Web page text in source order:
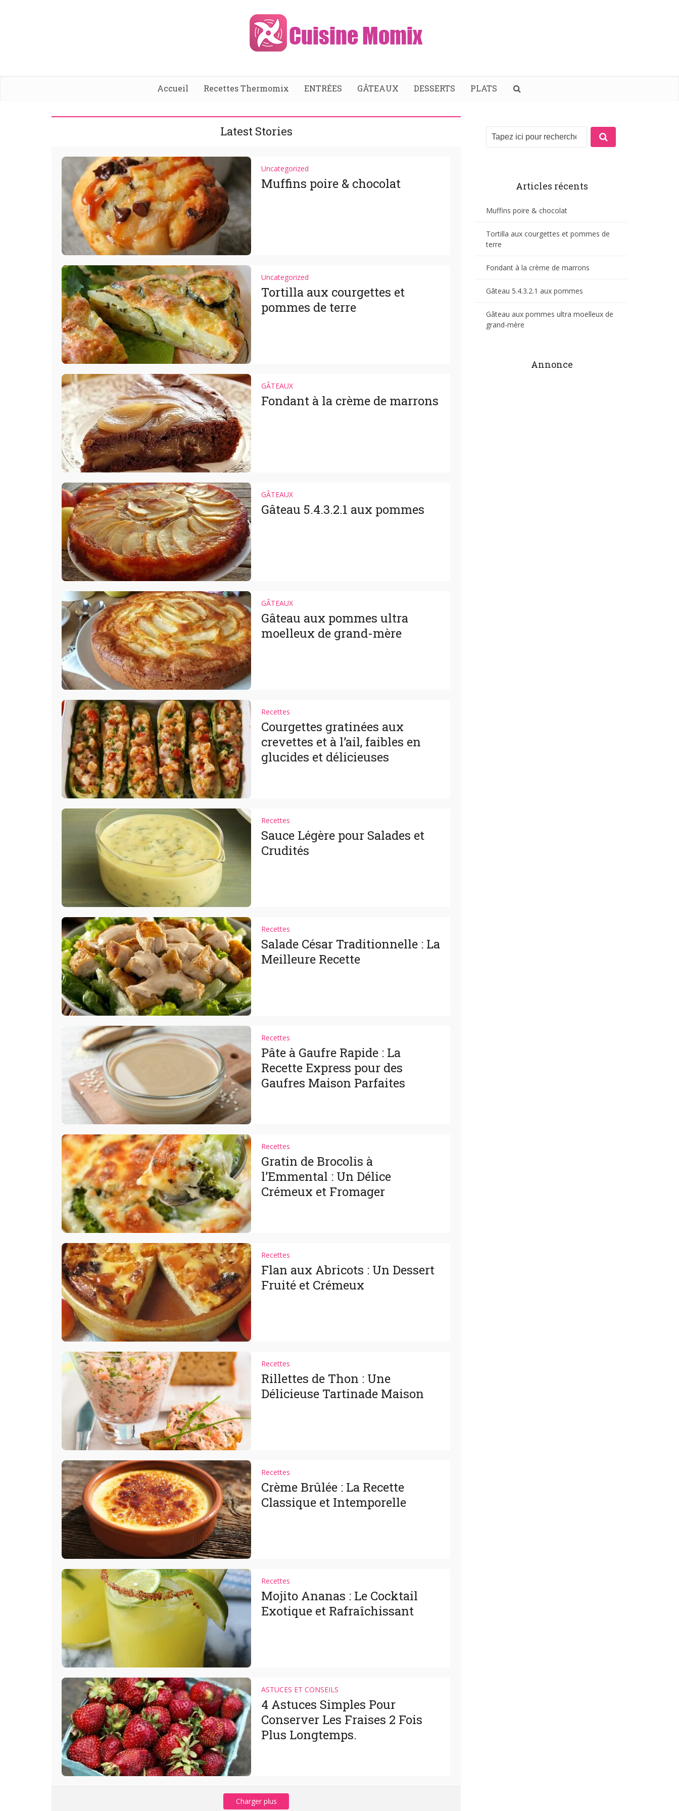
Accueil Recettes Thermomix ENTRÉES GÂTEAUX DESSERTS PLATS
Latest Stories
Uncategorized
Muffins poire & chocolat
Uncategorized
Tortilla aux courgettes et
pommes de terre
GÂTEAUX
Fondant à la crème de marrons
GÂTEAUX
Gâteau 5.4.3.2.1 aux pommes
GÂTEAUX
Gâteau aux pommes ultra
moelleux de grand-mère
Recettes
Courgettes gratinées aux
crevettes et à l’ail, faibles en
glucides et délicieuses
Recettes
Sauce Légère pour Salades et
Crudités
Recettes
Salade César Traditionnelle : La
Meilleure Recette
Recettes
Pâte à Gaufre Rapide : La
Recette Express pour des
Gaufres Maison Parfaites
Recettes
Gratin de Brocolis à
l’Emmental : Un Délice
Crémeux et Fromager
Recettes
Flan aux Abricots : Un Dessert
Fruité et Crémeux
Recettes
Rillettes de Thon : Une
Délicieuse Tartinade Maison
Recettes
Crème Brûlée : La Recette
Classique et Intemporelle
Recettes
Mojito Ananas : Le Cocktail
Exotique et Rafraîchissant
ASTUCES ET CONSEILS
4 Astuces Simples Pour
Conserver Les Fraises 2 Fois
Plus Longtemps.
Charger plus
Articles récents
Muffins poire & chocolat
Tortilla aux courgettes et pommes de
terre
Fondant à la crème de marrons
Gâteau 5.4.3.2.1 aux pommes
Gâteau aux pommes ultra moelleux de
grand-mère
Annonce